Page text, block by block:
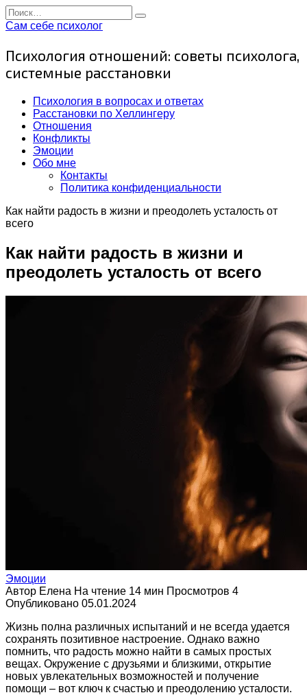
Перейти
к
Search
for:
Сам себе психолог
Психология отношений: советы психолога,
системные расстановки
Психология в вопросах и ответах
Расстановки по Хеллингеру
Отношения
Конфликты
Эмоции
Обо мне
Контакты
Политика конфиденциальности
Как найти радость в жизни и преодолеть усталость от
всего
Как найти радость в жизни и
преодолеть усталость от всего
Эмоции
Автор Елена На чтение 14 мин Просмотров 4
Опубликовано 05.01.2024
Жизнь полна различных испытаний и не всегда удается
сохранять позитивное настроение. Однако важно
помнить, что радость можно найти в самых простых
вещах. Окружение с друзьями и близкими, открытие
новых увлекательных возможностей и получение
помощи – вот ключ к счастью и преодолению усталости.